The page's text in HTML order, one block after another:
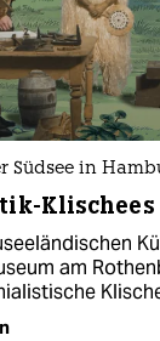
Südsee in
Klischees
am